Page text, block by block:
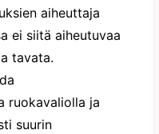
aiheuttaja
ei siitä aiheutuvaa
tavata.
ruokavaliolla ja
suurin